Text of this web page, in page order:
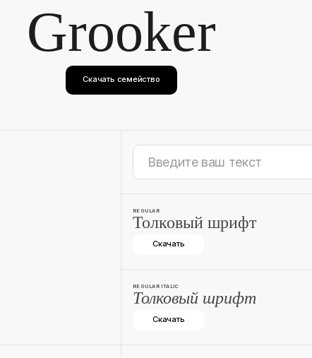
Grooker
Скачать семейство
REGULAR
Толковый шрифт
Скачать
REGULAR ITALIC
Толковый шрифт
Скачать